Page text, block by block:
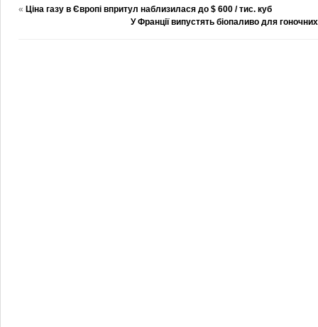
« Ціна газу в Європі впритул наблизилася до $ 600 / тис. куб
У Франції випустять біопаливо для